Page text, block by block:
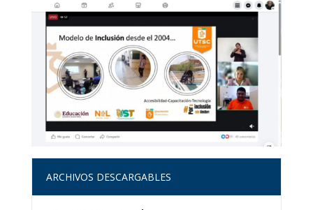
ARCHIVOS DESCARGABLES